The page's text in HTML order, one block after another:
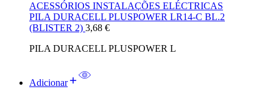
ACESSÓRIOS INSTALAÇÕES ELÉCTRICAS
PILA DURACELL PLUSPOWER LR14-C BL.2
(BLISTER 2) 3,68 €
PILA DURACELL PLUSPOWER L
Adicionar